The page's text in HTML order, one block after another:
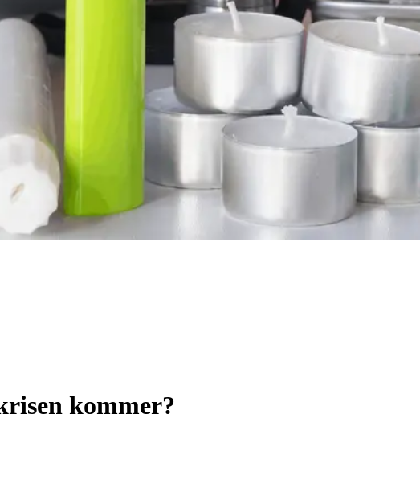
kommer?